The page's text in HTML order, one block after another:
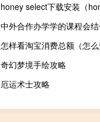
honey select下载安装（
中外合作办学学的课程会
怎样看淘宝消费总额（怎么
奇幻梦境手绘攻略
厄运术士攻略